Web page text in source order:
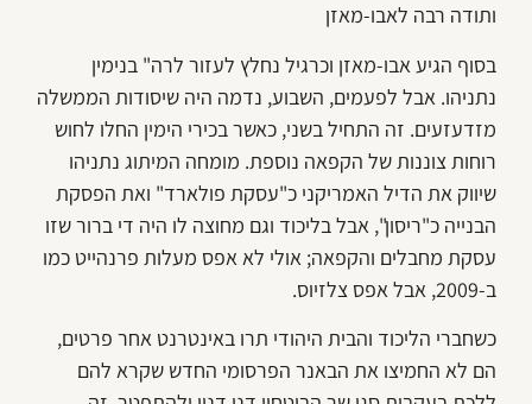
ותודה רבה לאבו-מאזן
בסוף הגיע אבו-מאזן וכרגיל נחלץ לעזור לרה" בנימין
נתניהו. אבל לפעמים, השבוע, נדמה היה שיסודות הממשלה
מזדעזעים. זה התחיל בשני, כאשר בכירי הימין החלו לחוש
רוחות צוננות של הקפאה נוספת. מומחה המיתוג נתניהו
שיווק את הדיל האמריקני כ"עסקת פולארד" ואת הפסקת
הבנייה כ"ריסון", אבל בליכוד וגם מחוצה לו היה די ברור שזו
עסקת מחבלים והקפאה; אולי לא אפס מעלות פרנהייט כמו
ב-2009, אבל אפס צלזיוס.
כשחברי הליכוד והבית היהודי תרו באינטרנט אחר פרטים,
הם לא החמיצו את הבאנר הפרסומי החדש שקרא להם